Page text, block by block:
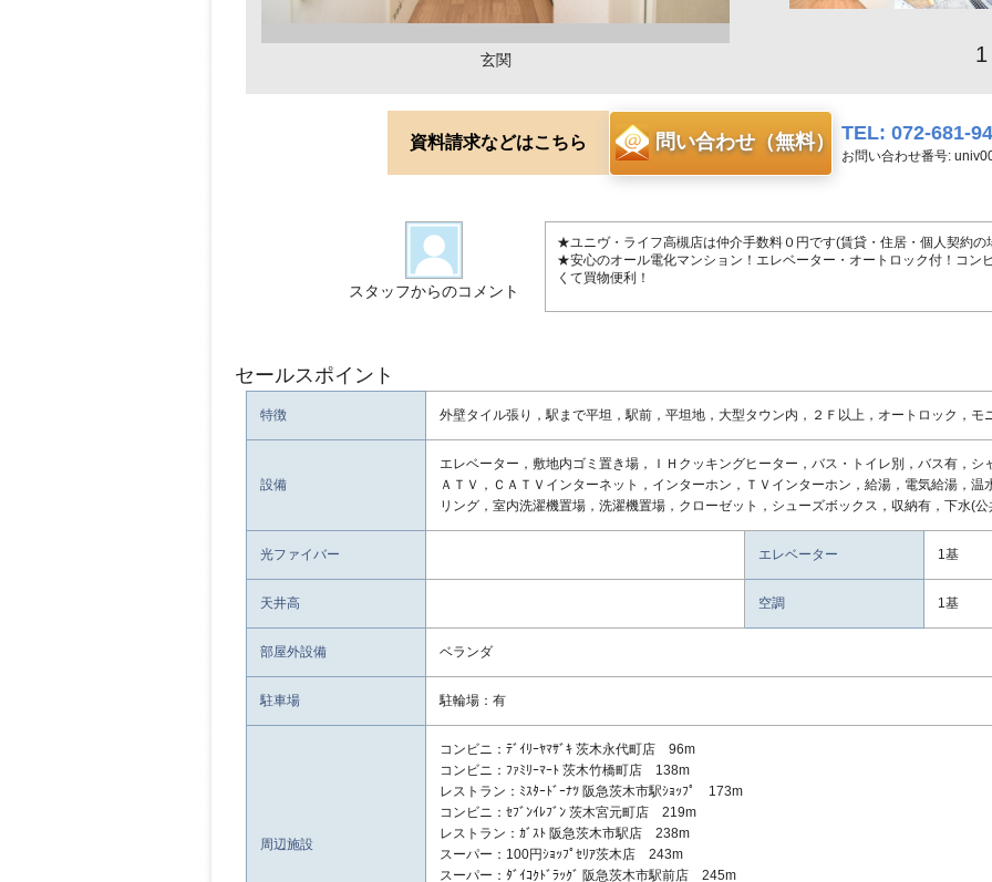
玄関
資料請求などはこちら 問い合わせ（無料） TEL: 072-681-
お問い合わせ番号:
スタッフからのコメント
★ユニヴ・ライフ高槻店は仲介手数料０円です(賃貸・住居・個人契約の
★安心のオール電化マンション！エレベーター・オートロック付！コン
くて買物便利！
セールスポイント
特徴 外壁タイル張り，駅まで平坦，駅前，平坦地，大型タウン内，２Ｆ以上，オートロック，モ
設備
エレベーター，敷地内ゴミ置き場，ＩＨクッキングヒーター，バス・トイレ別，バス有，
ＡＴＶ，ＣＡＴＶインターネット，インターホン，ＴＶインターホン，給湯，電気給湯，
リング，室内洗濯機置場，洗濯機置場，クローゼット，シューズボックス，収納有，下水(
光ファイバー エレベーター 1基
天井高 空調 1基
部屋外設備 ベランダ
駐車場 駐輪場：有
周辺施設
コンビニ：ﾃﾞｲﾘｰﾔﾏｻﾞｷ 茨木永代町店 96m
コンビニ：ﾌｧﾐﾘｰﾏｰﾄ 茨木竹橋町店 138m
レストラン：ﾐｽﾀｰﾄﾞｰﾅﾂ 阪急茨木市駅ｼｮｯﾌﾟ 173m
コンビニ：ｾﾌﾞﾝｲﾚﾌﾞﾝ 茨木宮元町店 219m
レストラン：ｶﾞｽﾄ 阪急茨木市駅店 238m
スーパー：100円ｼｮｯﾌﾟｾﾘｱ茨木店 243m
スーパー：ﾀﾞｲｺｸﾄﾞﾗｯｸﾞ 阪急茨木市駅前店 245m